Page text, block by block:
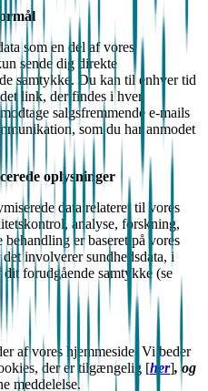
som en del af vores
sende dig direkte
samtykke. Du kan til enhver tid
link, der findes i hver
salgsfremmende e-mails
som du har anmodet
oplysninger
data relateret til vores
analyse, forskning,
er baseret på vores
involverer sundhedsdata, i
forudgående samtykke (se
af vores hjemmeside. Vi beder
der er tilgængelig [her], og
meddelelse.